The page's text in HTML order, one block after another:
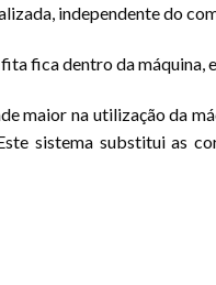
independente do
fica dentro da máquina,
maior na utilização da
sistema substitui as